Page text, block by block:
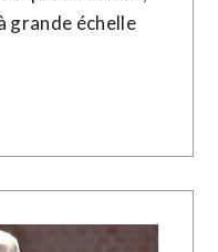
grande échelle